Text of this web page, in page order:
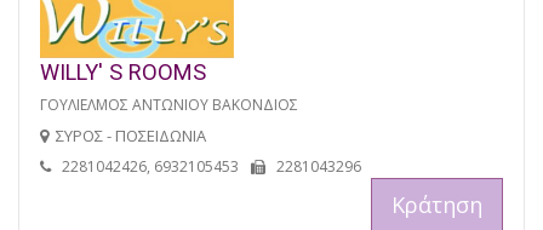
WILLY' S ROOMS
ΓΟΥΛΙΕΛΜΟΣ ΑΝΤΩΝΙΟΥ ΒΑΚΟΝΔΙΟΣ
ΣΥΡΟΣ - ΠΟΣΕΙΔΩΝΙΑ
2281042426, 6932105453 2281043296
Κράτηση